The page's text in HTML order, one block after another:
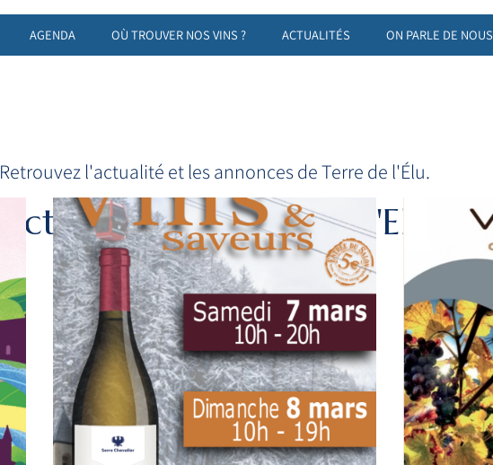
AGENDA OÙ TROUVER NOS VINS ? ACTUALITÉS ON PARLE DE NOUS
Actualités de Terre de l'Elu
Retrouvez l'actualité et les annonces de Terre de l'Élu.